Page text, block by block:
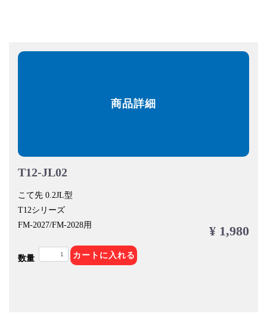
商品詳細
T12-JL02
こて先 0.2JL型
T12シリーズ
FM-2027/FM-2028用
¥ 1,980
数量 カートに入れる